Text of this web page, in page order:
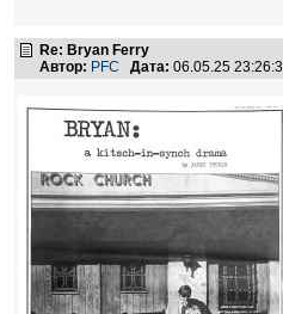
Re: Bryan Ferry
Автор: PFC Дата: 06.05.25